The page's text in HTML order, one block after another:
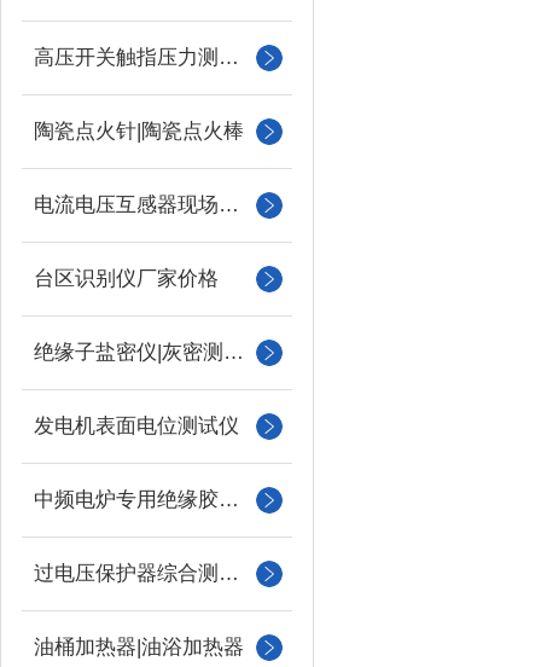
高压开关触指压力测试仪
陶瓷点火针|陶瓷点火棒
电流电压互感器现场校验仪
台区识别仪厂家价格
绝缘子盐密仪|灰密测试仪
发电机表面电位测试仪
中频电炉专用绝缘胶木柱
过电压保护器综合测试仪
油桶加热器|油浴加热器